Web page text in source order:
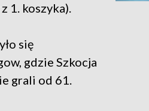
1. koszyka).
się
gdzie Szkocja
grali od 61.